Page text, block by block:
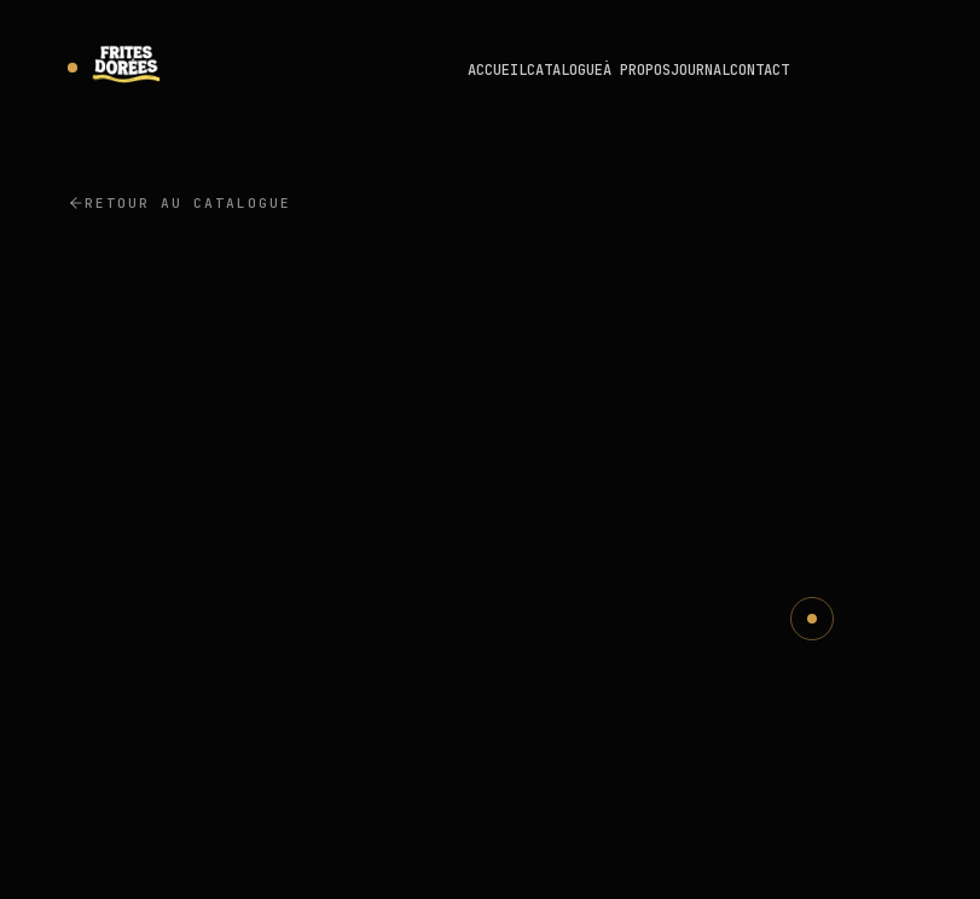
ACCUEILCATALOGUEÀ PROPOSJOURNALCONTACT
RETOUR AU CATALOGUE